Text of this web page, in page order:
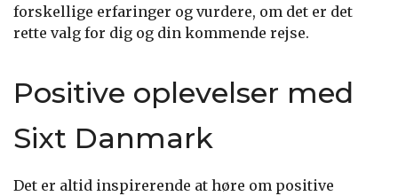
forskellige erfaringer og vurdere, om det er det
rette valg for dig og din kommende rejse.
Positive oplevelser med
Sixt Danmark
Det er altid inspirerende at høre om positive